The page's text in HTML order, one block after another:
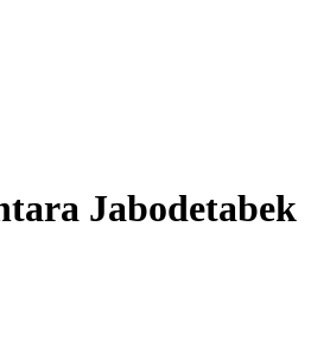
Jabodetabek